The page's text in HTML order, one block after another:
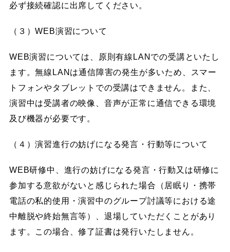
必ず接続確認に出席してください。
（３）WEB演習について
WEB演習については、原則有線LANでの受講といたし
ます。無線LANは通信障害の発生が多いため、スマー
トフォンやタブレットでの受講はできません。また、
演習中は受講者の映像、音声が正常に通信できる環境
及び機器が必要です。
（４）演習進行の妨げになる発言・行動等について
WEB研修中、進行の妨げになる発言・行動又は研修に
参加する意欲がないと感じられた場合（居眠り・携帯
電話の私的使用・演習中のグループ討議等における途
中離脱や終始無言等）、退場していただくことがあり
ます。この場合、修了証書は発行いたしません。